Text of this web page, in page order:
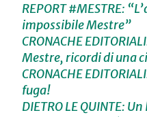
REPORT #MESTRE:
impossibile Mestre”
CRONACHE
Mestre, ricordi di una
CRONACHE
fuga!
DIETRO LE QUINTE: